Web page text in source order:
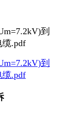
到
缆.pdf
到
缆.pdf